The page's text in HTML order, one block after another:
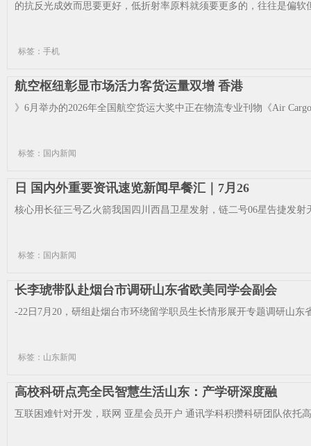
的抗反光成效而思要更好，低折射率原料就须要更多的，往往是偏
标签：手机
航空枢纽彰显市场活力客货运量双增 香港
》6月举办的2026年全国航空货运大奖中正在物流专业刊物《Air
标签：国内新闻
日 国内外重要资讯速览新闻早餐汇｜7月26
核心用长征三号乙火箭我国四川西昌卫星发射，链二号06星告捷发射
标签：国内新闻
长李琥带队赴烟台市调研山东省欧美同学会副会
-22日7月20，研组赴烟台市环绕留学职员生长情形展开专题调研山
标签：山东新闻
高校科研点亮全民智慧生活山东：产学研深度融
互联困难针对开发，联网 亚星会员开户 通讯学科积攒科研团队依托